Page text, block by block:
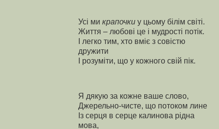
Усі ми крапочки у цьому білім світі.
Життя – любові це і мудрості потік.
І легко тим, хто вміє з совістю
дружити
І розуміти, що у кожного свій пік.
Я дякую за кожне ваше слово,
Джерельно-чисте, що потоком лине
Із серця в серце калинова рідна
мова,